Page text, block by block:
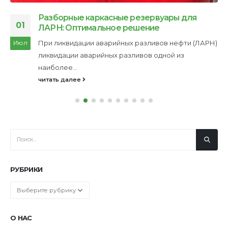
01
Июл
Разборные каркасные резервуары для
ЛАРН: Оптимальное решение
При ликвидации аварийных разливов нефти (ЛАРН)
ликвидации аварийных разливов одной из
наиболее...
читать далее
РУБРИКИ
Рубрики
О НАС